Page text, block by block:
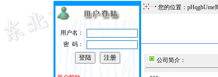
用户名：
密 码：
您的位置：pHqghUme
公司简介：